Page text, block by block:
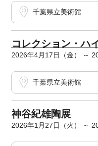
千葉県立美術館
コレクション・ハ
2026年4月17日（金） ～
千葉県立美術館
神谷紀雄陶展
2026年1月27日（火） ～